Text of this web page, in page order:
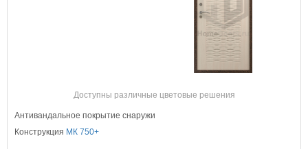
Доступны различные цветовые решения
Антивандальное покрытие снаружи
Конструкция МК 750+